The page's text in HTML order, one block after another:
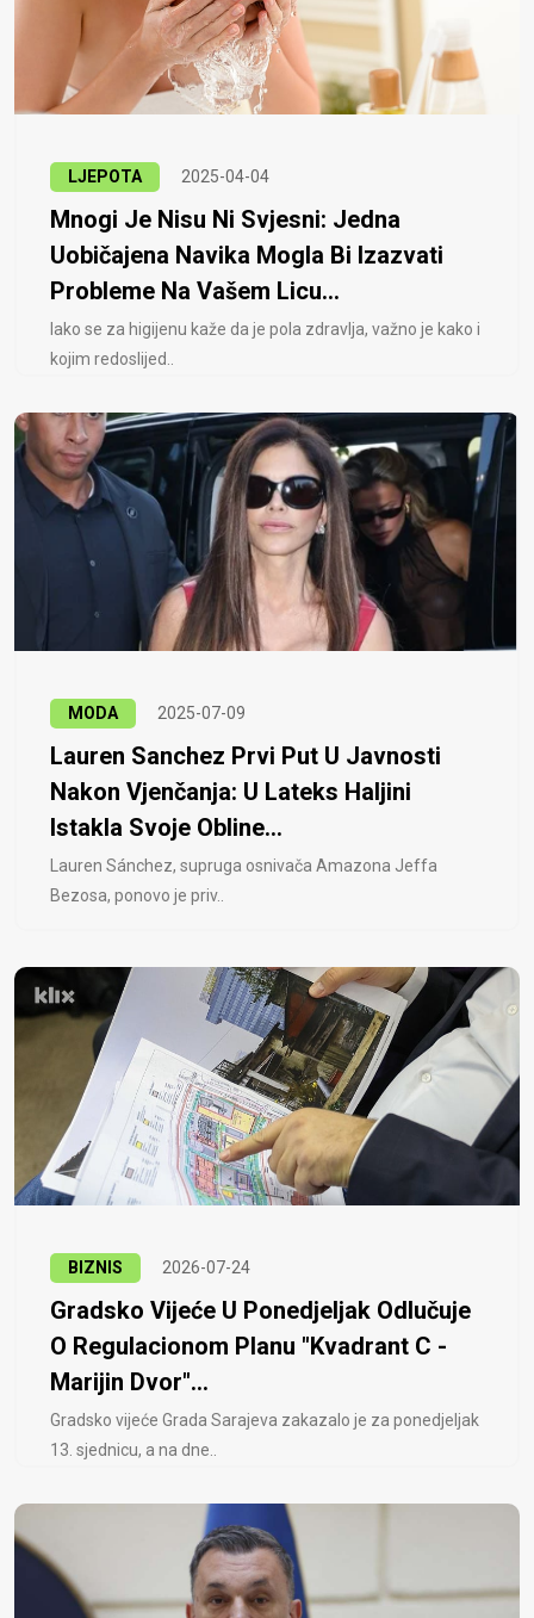
LJEPOTA 2025-04-04
Mnogi Je Nisu Ni Svjesni: Jedna
Uobičajena Navika Mogla Bi Izazvati
Probleme Na Vašem Licu...
Iako se za higijenu kaže da je pola zdravlja, važno je kako i
kojim redoslijed..
MODA 2025-07-09
Lauren Sanchez Prvi Put U Javnosti
Nakon Vjenčanja: U Lateks Haljini
Istakla Svoje Obline...
Lauren Sánchez, supruga osnivača Amazona Jeffa
Bezosa, ponovo je priv..
BIZNIS 2026-07-24
Gradsko Vijeće U Ponedjeljak Odlučuje
O Regulacionom Planu "Kvadrant C -
Marijin Dvor"...
Gradsko vijeće Grada Sarajeva zakazalo je za ponedjeljak
13. sjednicu, a na dne..